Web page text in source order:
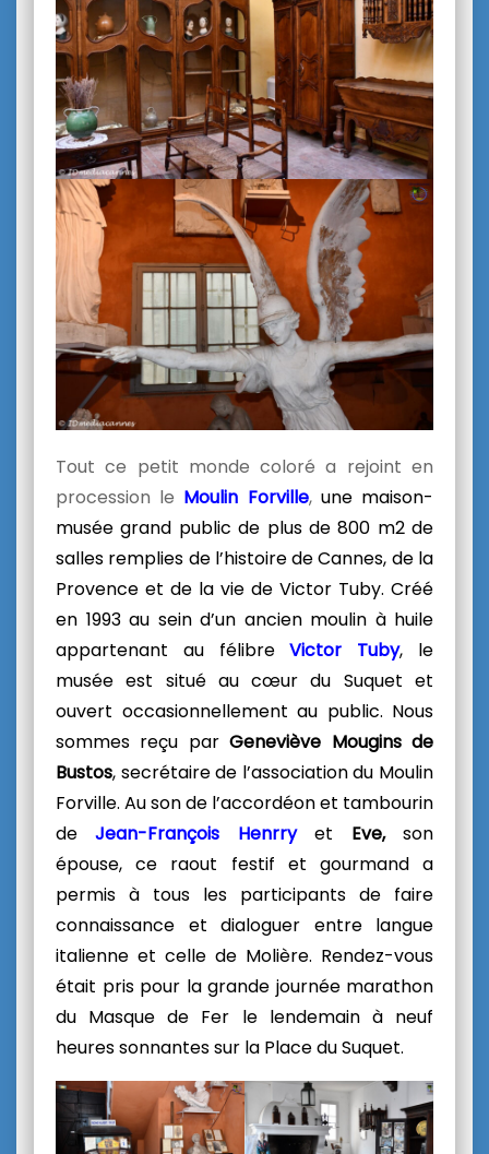
Tout ce petit monde coloré a rejoint en
procession le Moulin Forville, une maison-
musée grand public de plus de 800 m2 de
salles remplies de l’histoire de Cannes, de la
Provence et de la vie de Victor Tuby. Créé
en 1993 au sein d’un ancien moulin à huile
appartenant au félibreVictor Tuby, le
musée est situé au cœur du Suquet et
ouvert occasionnellement au public. Nous
sommes reçu parGeneviève Mougins de
Bustos, secrétaire de l’association du Moulin
Forville. Au son de l’accordéon et tambourin
deJean-François Henrry et Eve,son
épouse, ce raout festif et gourmanda
permis à tous les participants de faire
connaissance et dialoguer entre langue
italienne et celle de Molière. Rendez-vous
était pris pour la grande journée marathon
du Masque de Fer le lendemain à neuf
heures sonnantes sur la Place du Suquet.